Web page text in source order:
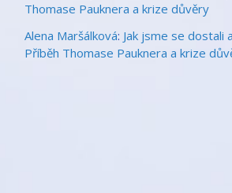
Thomase Pauknera a krize důvěry
Alena Maršálková: Jak jsme se dostali
Příběh Thomase Pauknera a krize